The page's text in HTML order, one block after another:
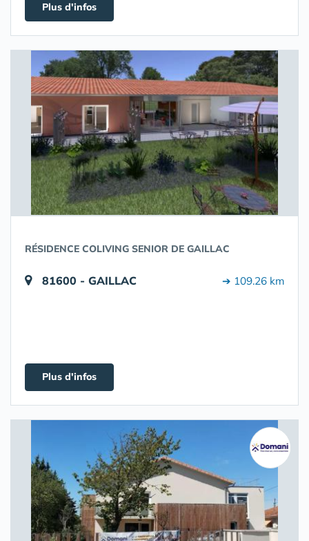
Plus d'infos
RÉSIDENCE COLIVING SENIOR DE GAILLAC
81600 - GAILLAC ➔ 109.26 km
Plus d'infos